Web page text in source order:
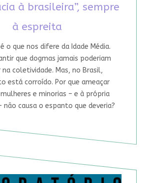
à brasileira”, sempre
à espreita
o que nos difere da Idade Média.
que dogmas jamais poderiam
coletividade. Mas, no Brasil,
está corroído. Por que ameaçar
e minorias – e à própria
não causa o espanto que deveria?